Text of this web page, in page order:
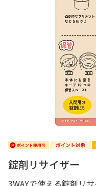
錠剤リサイザー
3WAYで使える錠剤リ